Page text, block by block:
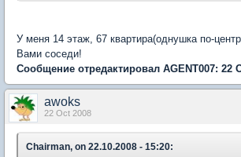
У меня 14 этаж, 67 квартира(однушка по-
Вами соседи!
Сообщение отредактировал AGENT007: 22
awoks
22 Oct 2008
Chairman, on 22.10.2008 - 15:20: